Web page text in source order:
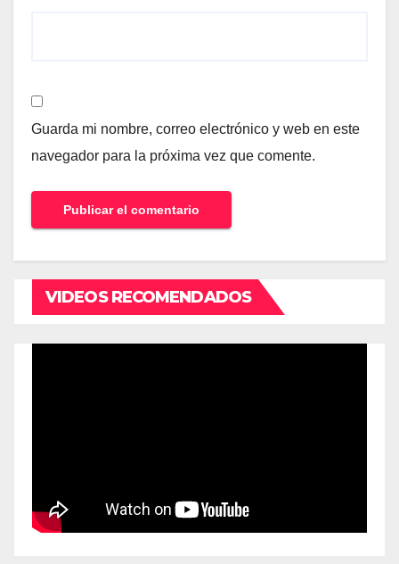
Guarda mi nombre, correo electrónico y web en este
navegador para la próxima vez que comente.
VIDEOS RECOMENDADOS